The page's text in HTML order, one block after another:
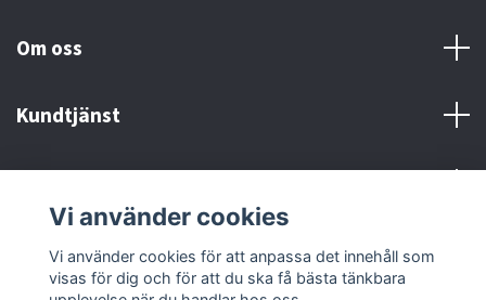
Om oss
Kundtjänst
Sociala medier
Vi använder cookies
Vi använder cookies för att anpassa det innehåll som
visas för dig och för att du ska få bästa tänkbara